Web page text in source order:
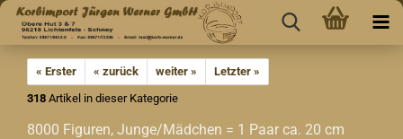
« Erster « zurück weiter »
Letzter »
318 Artikel in dieser Kategorie
8000 Figuren, Junge/Mädchen = 1 Paar ca. 20 cm